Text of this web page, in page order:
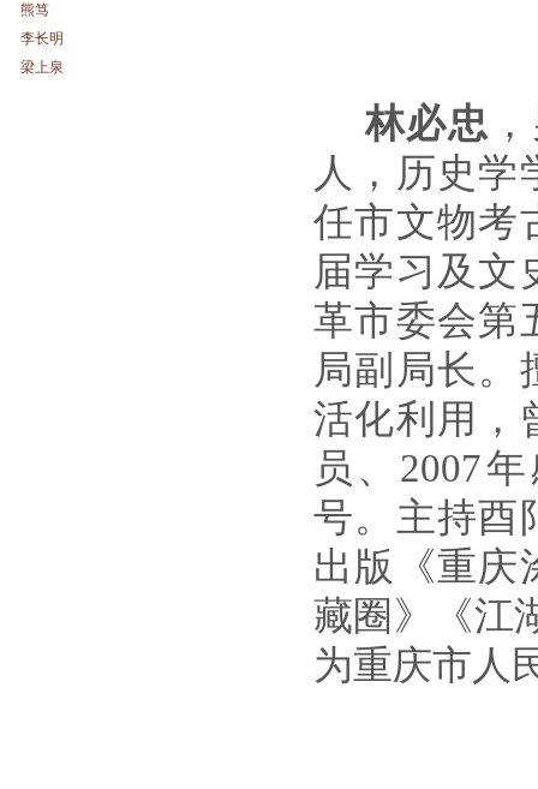
熊笃
李长明
梁上泉
林必忠 ，
人，历史学
任市文物考
届学习及文
革市委会第
局副局长。
活化利用，
员、 2007
号。主持酉
出版《重庆
藏圈》《江
为重庆市人